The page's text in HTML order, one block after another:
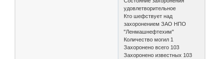
удовлетворительное
Кто шефствует над
захоронением ЗАО НПО
"Ленмашнефтехим"
Количество могил 1
Захоронено всего 103
Захоронено известных 103